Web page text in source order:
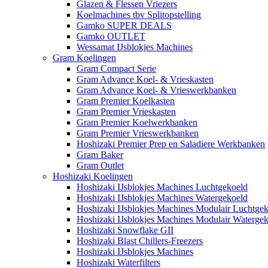
Glazen & Flessen Vriezers
Koelmachines tbv Splitopstelling
Gamko SUPER DEALS
Gamko OUTLET
Wessamat IJsblokjes Machines
Gram Koelingen
Gram Compact Serie
Gram Advance Koel- & Vrieskasten
Gram Advance Koel- & Vrieswerkbanken
Gram Premier Koelkasten
Gram Premier Vrieskasten
Gram Premier Koelwerkbanken
Gram Premier Vrieswerkbanken
Hoshizaki Premier Prep en Saladiere Werkbanken
Gram Baker
Gram Outlet
Hoshizaki Koelingen
Hoshizaki IJsblokjes Machines Luchtgekoeld
Hoshizaki IJsblokjes Machines Watergekoeld
Hoshizaki IJsblokjes Machines Modulair
Hoshizaki IJsblokjes Machines Modulair
Hoshizaki Snowflake GII
Hoshizaki Blast Chillers-Freezers
Hoshizaki IJsblokjes Machines
Hoshizaki Waterfilters